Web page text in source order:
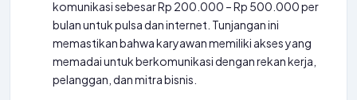
komunikasi sebesar Rp 200.000 – Rp 500.000 per
bulan untuk pulsa dan internet. Tunjangan ini
memastikan bahwa karyawan memiliki akses yang
memadai untuk berkomunikasi dengan rekan kerja,
pelanggan, dan mitra bisnis.